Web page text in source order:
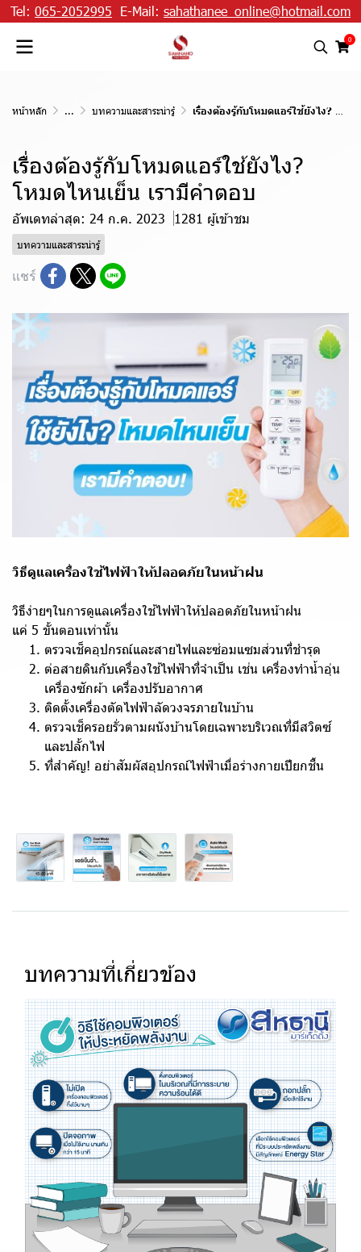
Tel: 065-2052995 E-Mail: sahathanee_online@hotmail.com
0
หน้าหลัก ... บทความและสาระน่ารู้ เรื่องต้องรู้กับโหมดแอร์ใช้ยังไง? โหมดไหนเย็น เรามีคำตอบ
เรื่องต้องรู้กับโหมดแอร์ใช้ยังไง?
โหมดไหนเย็น เรามีคำตอบ
อัพเดทล่าสุด: 24 ก.ค. 2023 1281 ผู้เข้าชม
บทความและสาระน่ารู้
แชร์
วิธีดูแลเครื่องใช้ไฟฟ้าให้ปลอดภัยในหน้าฝน
วิธีง่ายๆในการดูแลเครื่องใช้ไฟฟ้าให้ปลอดภัยในหน้าฝน
แค่ 5 ขั้นตอนเท่านั้น
ตรวจเช็คอุปกรณ์และสายไฟและซ่อมแซมส่วนที่ชำรุด
ต่อสายดินกับเครื่องใช้ไฟฟ้าที่จำเป็น เช่น เครื่องทำน้ำอุ่น
เครื่องซักผ้า เครื่องปรับอากาศ
ติดตั้งเครื่องตัดไฟฟ้าลัดวงจรภายในบ้าน
ตรวจเช็ครอยรั่วตามผนังบ้านโดยเฉพาะบริเวณที่มีสวิตซ์
และปลั้กไฟ
ที่สำคัญ! อย่าสัมผัสอุปกรณ์ไฟฟ้าเมื่อร่างกายเปียกชื้น
บทความที่เกี่ยวข้อง